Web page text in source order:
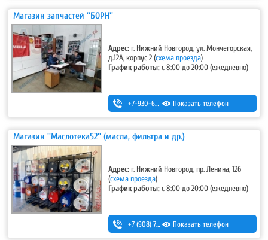
Магазин запчастей ''БОРН''
Адрес: г. Нижний Новгород, ул. Мончегорская,
д.12А, корпус 2 (схема проезда)
График работы:с 8:00 до 20:00 (ежедневно)
+7-930-669-82-72 Показать телефон
Магазин ''Маслотека52'' (масла, фильтра и др.)
Адрес: г. Нижний Новгород, пр. Ленина, 12б
(схема проезда)
График работы:с 8:00 до 20:00 (ежедневно)
+7 (908) 728-99-33 (моб.) ,8 (831) 291-27-33 (гор.)
Показать телефон